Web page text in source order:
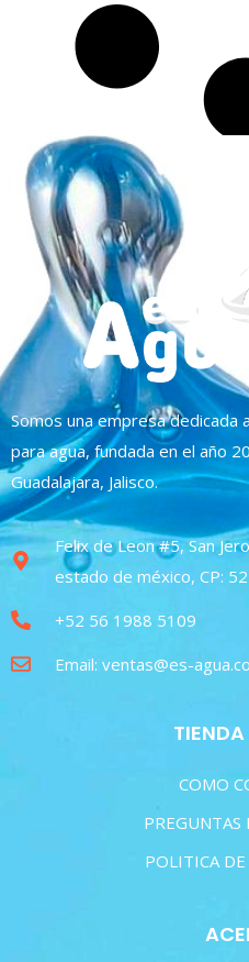
Somos una empresa dedicada
para agua, fundada en el año
Guadalajara, Jalisco.
Felix de Leon #5, San
estado de méxico, CP:
+52 56 1988 5109
Email: ventas@es-
COMO
PREGUNTAS
POLITICA